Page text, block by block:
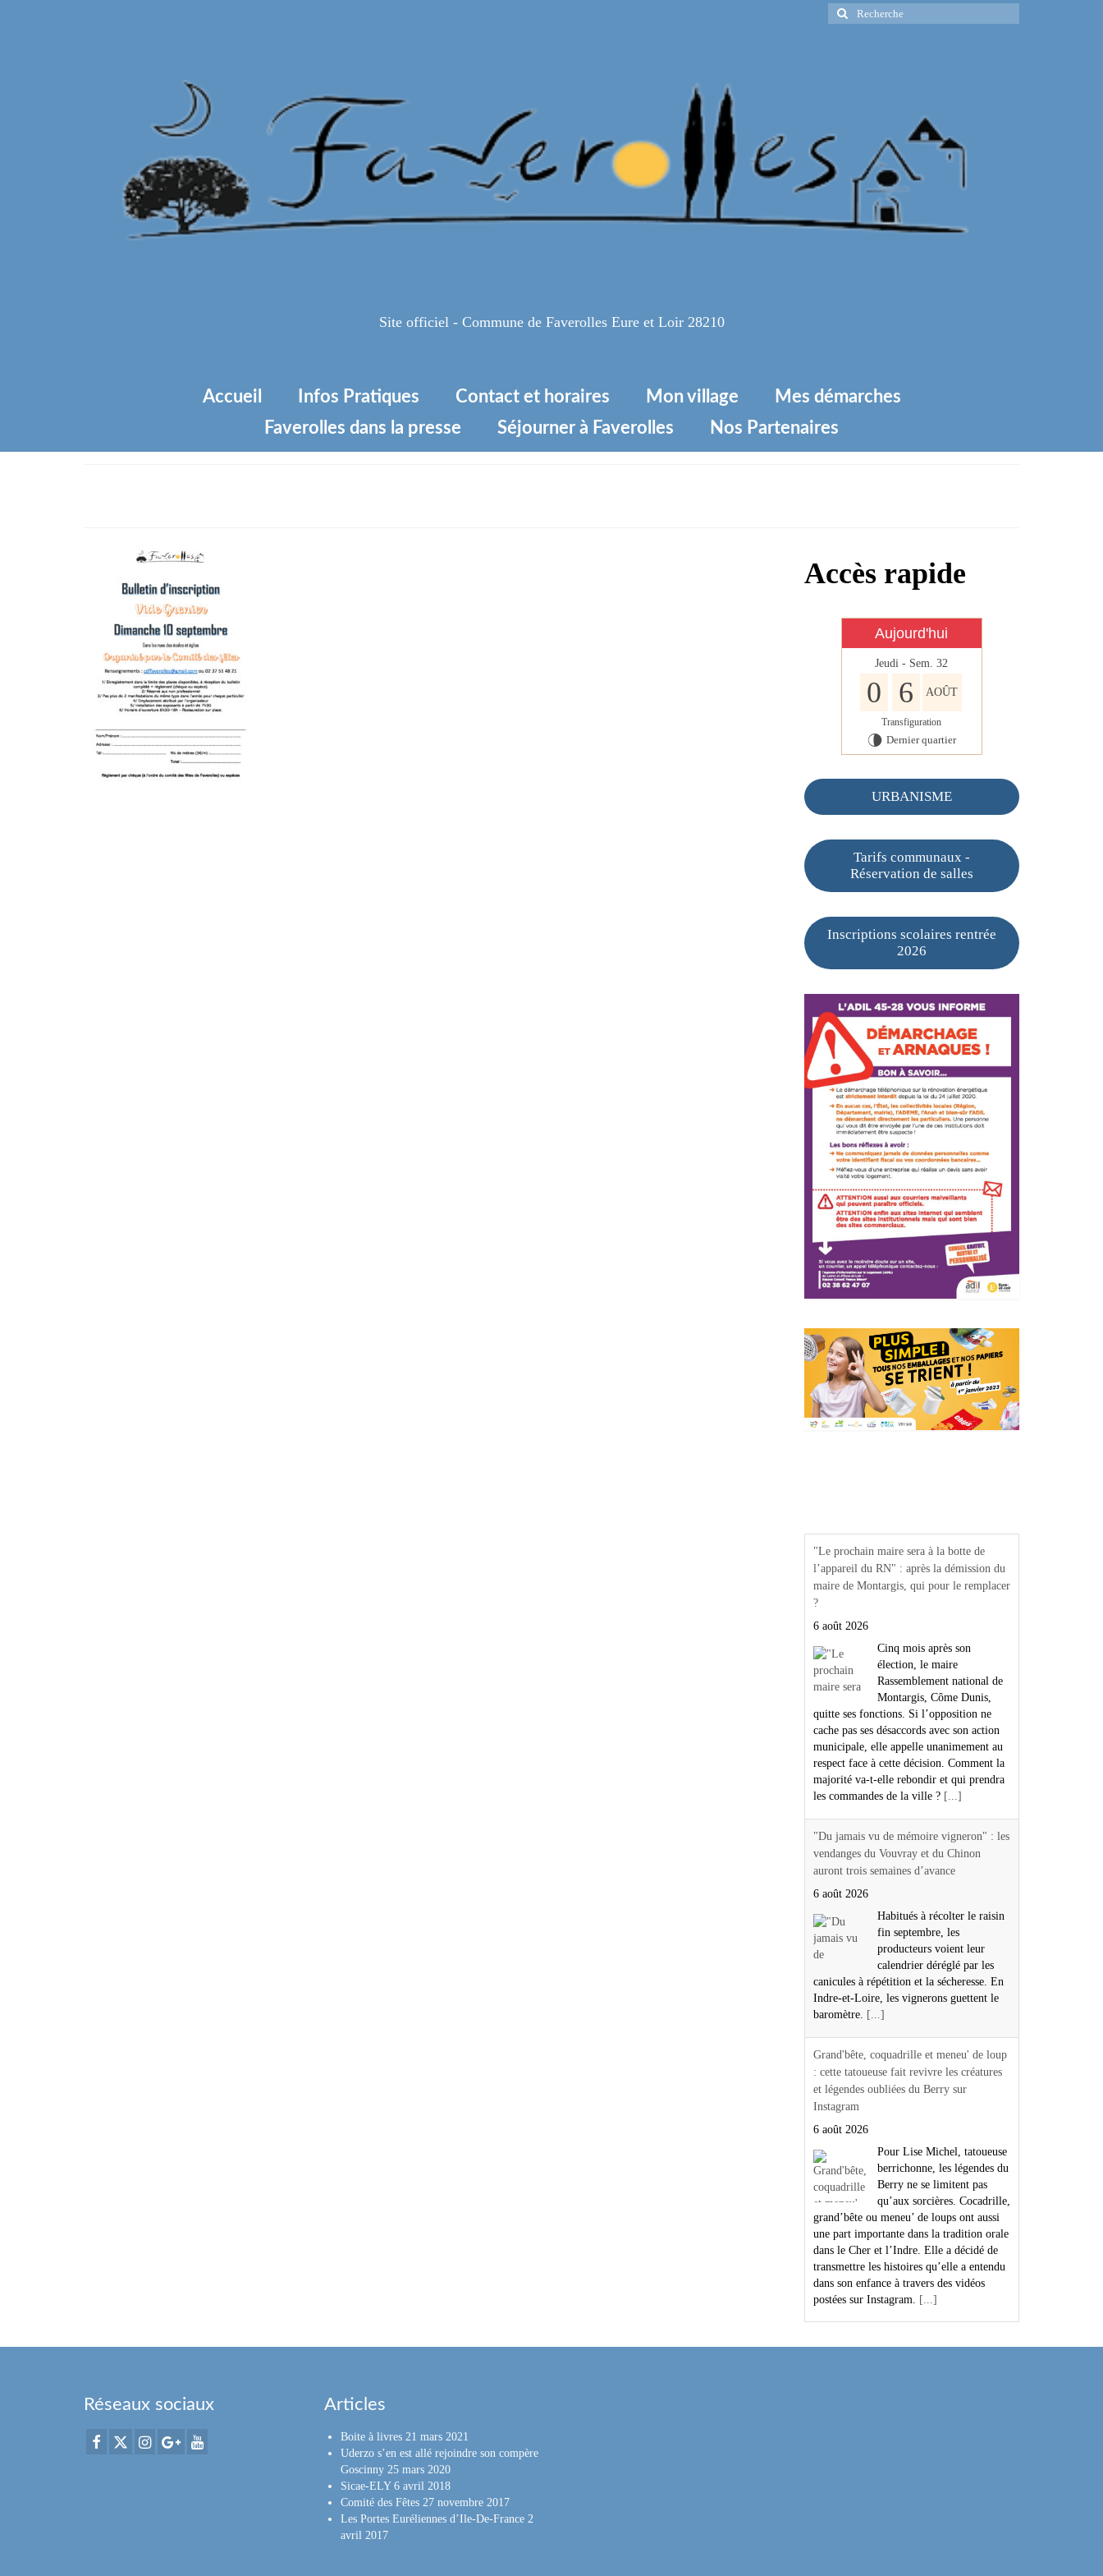
Rechercher
:
Site officiel - Commune de Faverolles Eure et Loir 28210
Accueil Infos Pratiques Contact et horaires Mon village
Mes démarches
Faverolles dans la presse
Séjourner à Faverolles Nos Partenaires
Accès rapide
Aujourd'hui
Jeudi - Sem. 32
0 6 AOÛT
Transfiguration
U Dernier quartier
URBANISME
Tarifs communaux -
Réservation de salles
Inscriptions scolaires rentrée
2026
"Le prochain maire sera à la botte de
l’appareil du RN" : après la démission du
maire de Montargis, qui pour le remplacer
?
6 août 2026
Cinq mois après son
élection, le maire
Rassemblement national de
Montargis, Côme Dunis,
quitte ses fonctions. Si l’opposition ne
cache pas ses désaccords avec son action
municipale, elle appelle unanimement au
respect face à cette décision. Comment la
majorité va-t-elle rebondir et qui prendra
les commandes de la ville ? [...]
"Du jamais vu de mémoire vigneron" : les
vendanges du Vouvray et du Chinon
auront trois semaines d’avance
6 août 2026
Habitués à récolter le raisin
fin septembre, les
producteurs voient leur
calendrier déréglé par les
canicules à répétition et la sécheresse. En
Indre-et-Loire, les vignerons guettent le
baromètre.
[...]
Grand'bête, coquadrille et meneu' de loup
: cette tatoueuse fait revivre les créatures
et légendes oubliées du Berry sur
Instagram
6 août 2026
Pour Lise Michel, tatoueuse
berrichonne, les légendes du
Berry ne se limitent pas
qu’aux sorcières. Cocadrille,
grand’bête ou meneu’ de loups ont aussi
une part importante dans la tradition orale
dans le Cher et l’Indre. Elle a décidé de
transmettre les histoires qu’elle a entendu
dans son enfance à travers des vidéos
postées sur Instagram.
[...]
Réseaux sociaux Articles
Boite à livres 21 mars 2021
Uderzo s’en est allé rejoindre son compère
Goscinny 25 mars 2020
Sicae-ELY 6 avril 2018
Comité des Fêtes 27 novembre 2017
Les Portes Euréliennes d’Ile-De-France 2
avril 2017